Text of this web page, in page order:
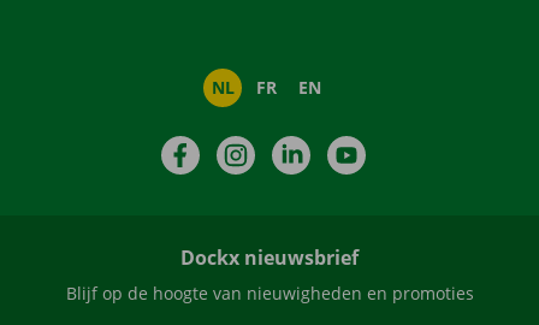
NL FR EN
FacebookInstagramLinkedIn
Dockx nieuwsbrief
Blijf op de hoogte van nieuwigheden en promoties